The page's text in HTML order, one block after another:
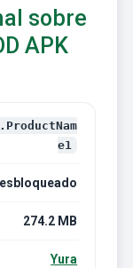
sobre
APK
e1
274.2 MB
Yura